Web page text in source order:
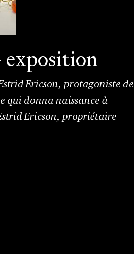
exposition
Ericson, protagoniste de
qui donna naissance à
Ericson, propriétaire